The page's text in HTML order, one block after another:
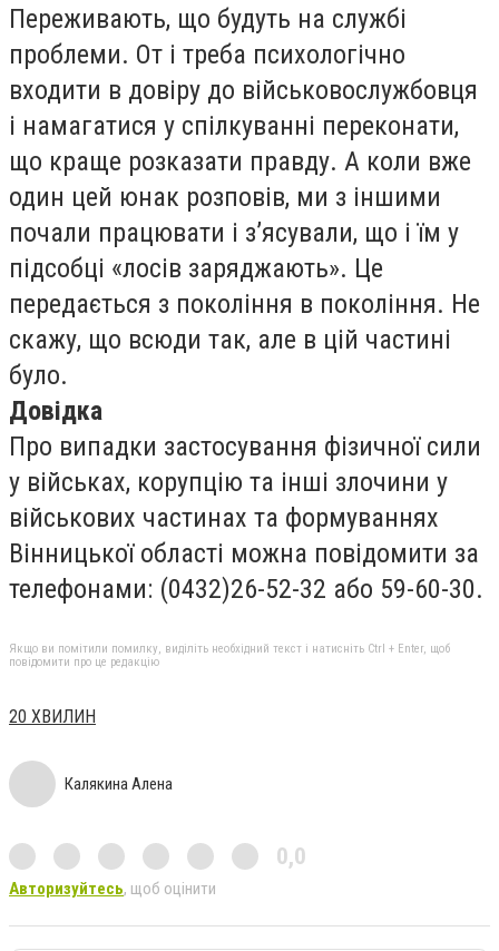
Переживають, що будуть на службі
проблеми. От і треба психологічно
входити в довіру до військовослужбовця
і намагатися у спілкуванні переконати,
що краще розказати правду. А коли вже
один цей юнак розповів, ми з іншими
почали працювати і з’ясували, що і їм у
підсобці «лосів заряджають». Це
передається з покоління в покоління. Не
скажу, що всюди так, але в цій частині
було.
Довідка
Про випадки застосування фізичної сили
у військах, корупцію та інші злочини у
військових частинах та формуваннях
Вінницької області можна повідомити за
телефонами: (0432)26-52-32 або 59-60-30.
Якщо ви помітили помилку, виділіть необхідний текст і натисніть Ctrl + Enter, щоб
повідомити про це редакцію
20 ХВИЛИН
Калякина Алена
0,0
Авторизуйтесь, щоб оцінити